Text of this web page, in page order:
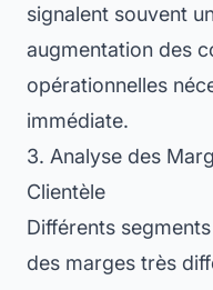
signalent souvent
augmentation des
opérationnelles
immédiate.
3. Analyse des
Clientèle
Différents
des marges très